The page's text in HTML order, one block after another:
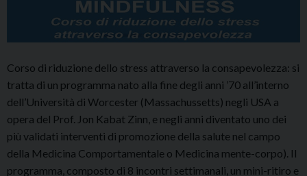
Corso di riduzione dello stress attraverso la consapevolezza: si
tratta di un programma nato alla fine degli anni ’70 all’interno
dell’Università di Worcester (Massachussetts) negli USA a
opera del Prof. Jon Kabat Zinn, e negli anni diventato uno dei
più validati interventi di promozione della salute nel campo
della Medicina Comportamentale o Medicina mente-corpo). Il
programma, composto di 8 incontri settimanali, un mini-ritiro e